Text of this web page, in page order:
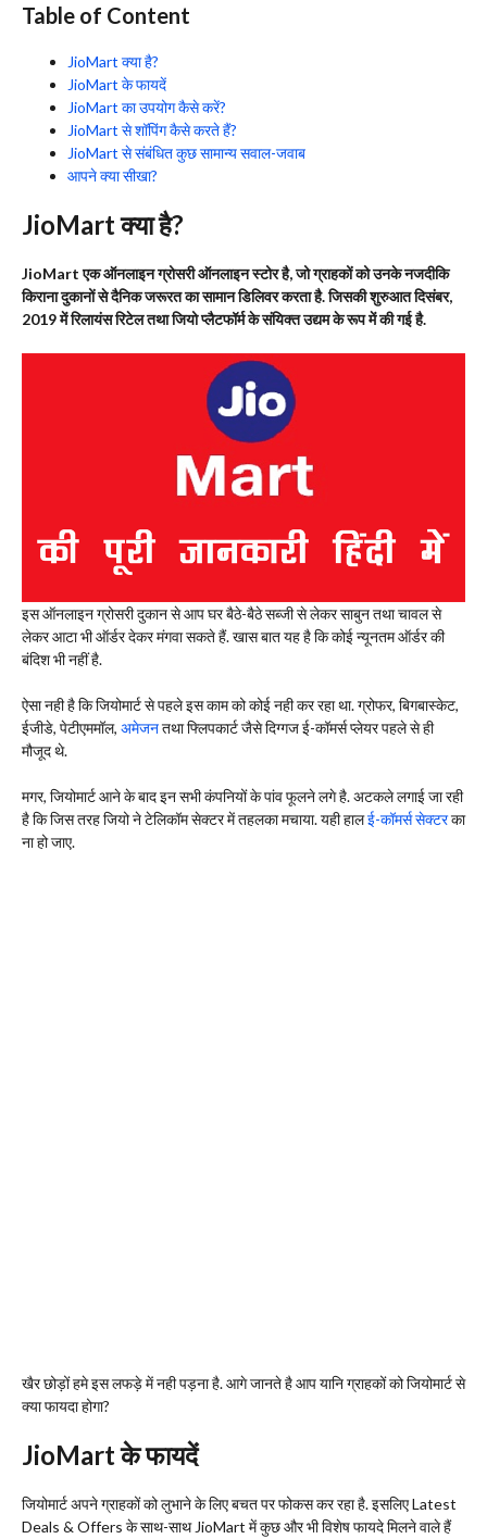
Table of Content
JioMart क्या है?
JioMart के फायदें
JioMart का उपयोग कैसे करें?
JioMart से शॉपिंग कैसे करते हैं?
JioMart से संबंधित कुछ सामान्य सवाल-जवाब
आपने क्या सीखा?
JioMart क्या है?
JioMart एक ऑनलाइन ग्रोसरी ऑनलाइन स्टोर है, जो ग्राहकों को उनके नजदीकि
किराना दुकानों से दैनिक जरूरत का सामान डिलिवर करता है. जिसकी शुरुआत दिसंबर,
2019 में रिलायंस रिटेल तथा जियो प्लैटफॉर्म के संयिक्त उद्यम के रूप में की गई है.
इस ऑनलाइन ग्रोसरी दुकान से आप घर बैठे-बैठे सब्जी से लेकर साबुन तथा चावल से
लेकर आटा भी ऑर्डर देकर मंगवा सकते हैं. खास बात यह है कि कोई न्यूनतम ऑर्डर की
बंदिश भी नहीं है.
ऐसा नही है कि जियोमार्ट से पहले इस काम को कोई नही कर रहा था. ग्रोफर, बिगबास्केट,
ईजीडे, पेटीएममॉल, अमेजनतथा फ्लिपकार्ट जैसे दिग्गज ई-कॉमर्स प्लेयर पहले से ही
मौजूद थे.
मगर, जियोमार्ट आने के बाद इन सभी कंपनियों के पांव फूलने लगे है. अटकले लगाई जा रही
है कि जिस तरह जियो ने टेलिकॉम सेक्टर में तहलका मचाया. यही हालई-कॉमर्स सेक्टरका
ना हो जाए.
खैर छोड़ों हमे इस लफड़े में नही पड़ना है. आगे जानते है आप यानि ग्राहकों को जियोमार्ट से
क्या फायदा होगा?
JioMartके फायदें
जियोमार्ट अपने ग्राहकों को लुभाने के लिए बचत पर फोकस कर रहा है. इसलिए Latest
Deals & Offers के साथ-साथ JioMart में कुछ और भी विशेष फायदे मिलने वाले हैं